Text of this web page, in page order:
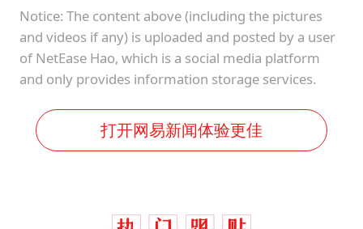
Notice: The content above (including the pictures
and videos if any) is uploaded and posted by a user
of NetEase Hao, which is a social media platform
and only provides information storage services.
打开网易新闻体验更佳